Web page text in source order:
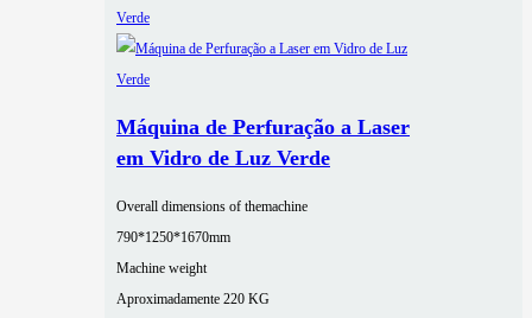
Máquina de Perfuração a Laser
em Vidro de Luz Verde
Overall dimensions of themachine
790*1250*1670mm
Machine weight
Aproximadamente 220 KG